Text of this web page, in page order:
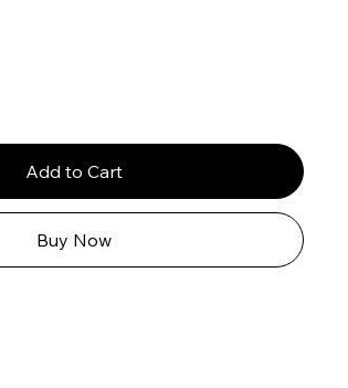
Add to Cart
Buy Now